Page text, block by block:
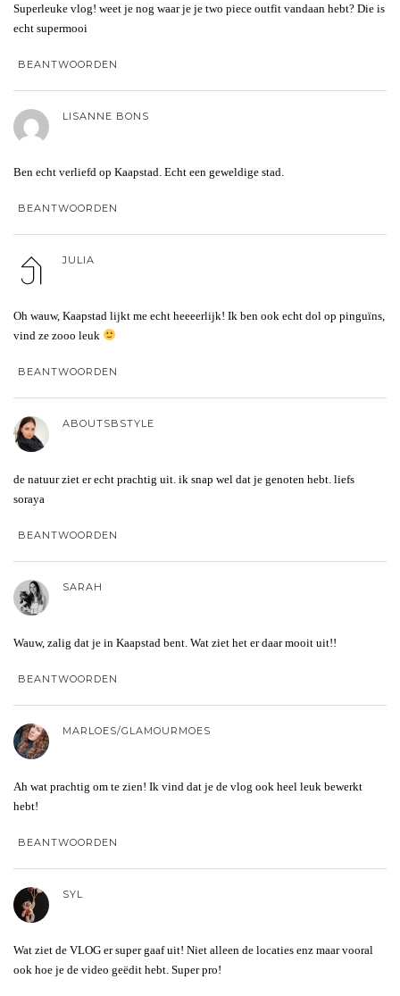
Superleuke vlog! weet je nog waar je je two piece outfit vandaan hebt? Die is
echt supermooi
BEANTWOORDEN
LISANNE BONS
Ben echt verliefd op Kaapstad. Echt een geweldige stad.
BEANTWOORDEN
JULIA
Oh wauw, Kaapstad lijkt me echt heeeerlijk! Ik ben ook echt dol op pinguïns,
vind ze zooo leuk
BEANTWOORDEN
ABOUTSBSTYLE
de natuur ziet er echt prachtig uit. ik snap wel dat je genoten hebt. liefs
soraya
BEANTWOORDEN
SARAH
Wauw, zalig dat je in Kaapstad bent. Wat ziet het er daar mooit uit!!
BEANTWOORDEN
MARLOES/GLAMOURMOES
Ah wat prachtig om te zien! Ik vind dat je de vlog ook heel leuk bewerkt
hebt!
BEANTWOORDEN
SYL
Wat ziet de VLOG er super gaaf uit! Niet alleen de locaties enz maar vooral
ook hoe je de video geëdit hebt. Super pro!